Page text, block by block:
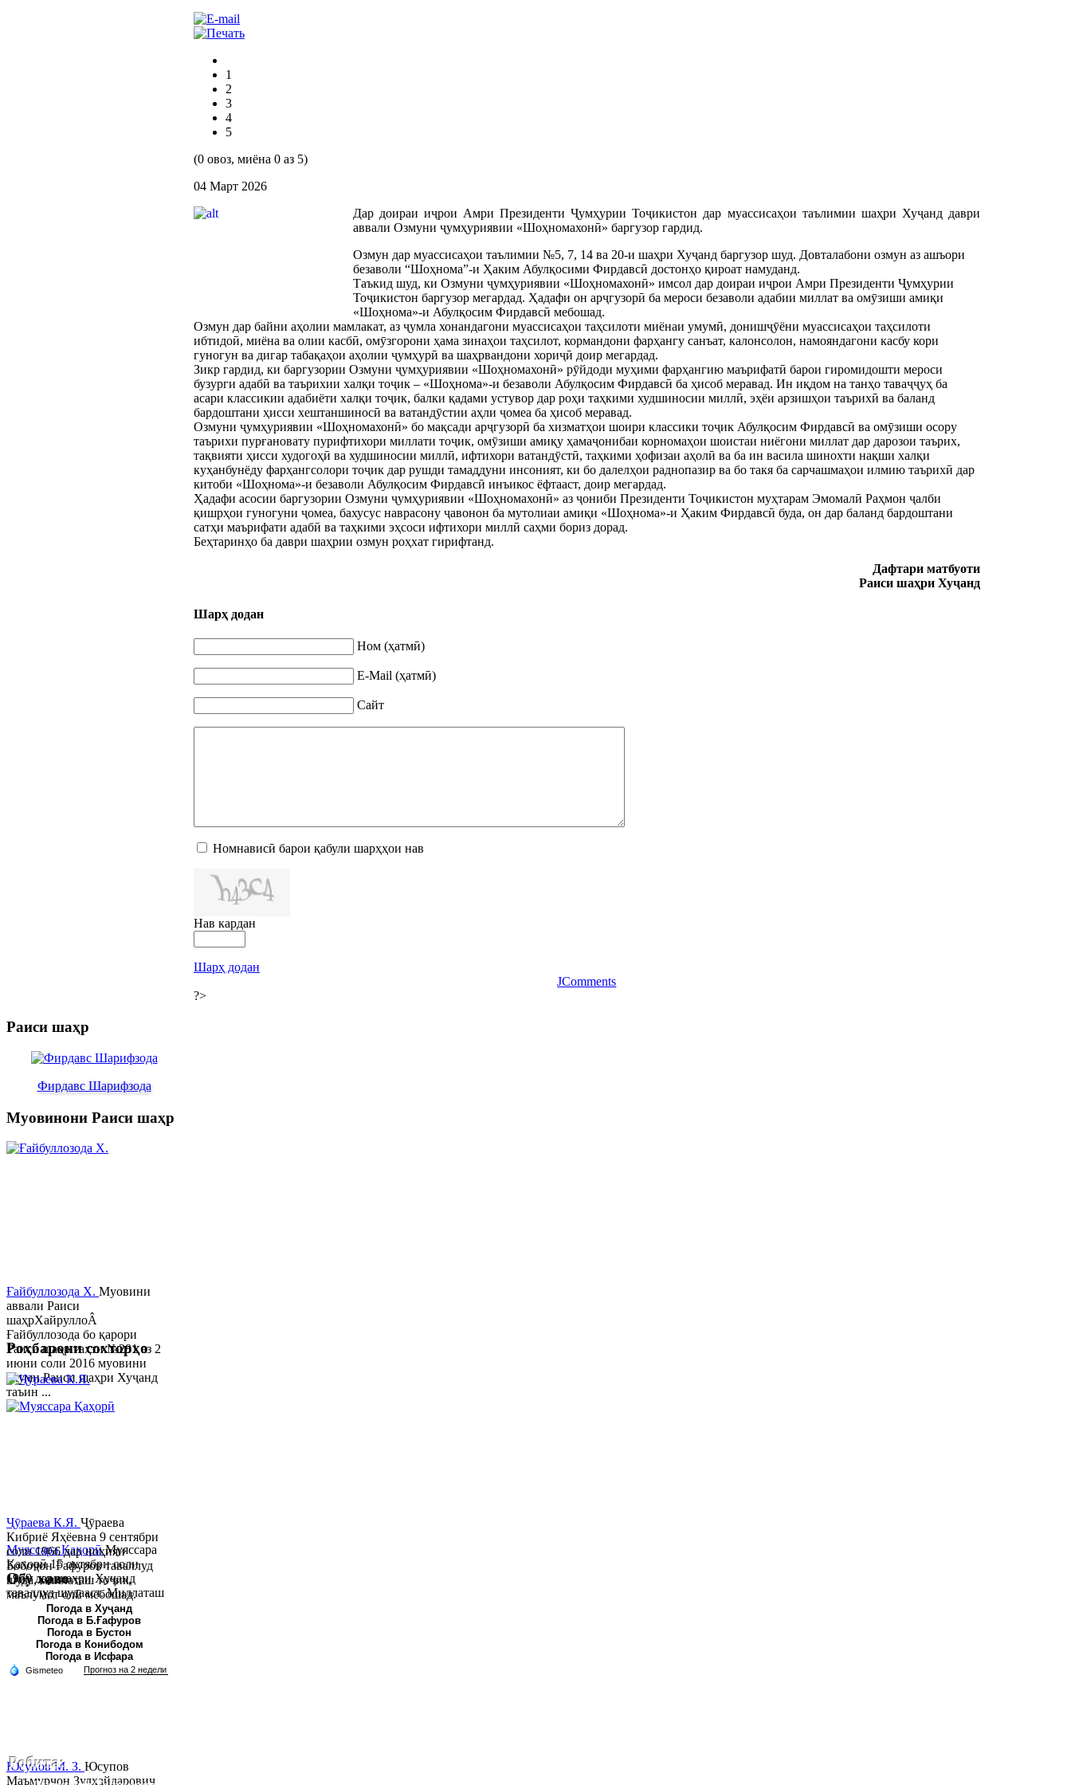
1
2
3
4
5
(0 овоз, миёна 0 аз 5)
04 Март 2026
Дар доираи иҷрои Амри Президенти Ҷумҳурии Тоҷикистон дар муассисаҳои таълимии шаҳри Хуҷанд даври
аввали Озмуни ҷумҳуриявии «Шоҳномахонӣ» баргузор гардид.
Озмун дар муассисаҳои таълимии №5, 7, 14 ва 20-и шаҳри Хуҷанд баргузор шуд. Довталабони озмун аз ашъори
безаволи “Шоҳнома”-и Ҳаким Абулқосими Фирдавсӣ достонҳо қироат намуданд.
Таъкид шуд, ки Озмуни ҷумҳуриявии «Шоҳномахонӣ» имсол дар доираи иҷрои Амри Президенти Ҷумҳурии
Тоҷикистон баргузор мегардад. Ҳадафи он арҷгузорӣ ба мероси безаволи адабии миллат ва омӯзиши амиқи
«Шоҳнома»-и Абулқосим Фирдавсӣ мебошад.
Озмун дар байни аҳолии мамлакат, аз ҷумла хонандагони муассисаҳои таҳсилоти миёнаи умумӣ, донишҷӯёни муассисаҳои таҳсилоти
ибтидоӣ, миёна ва олии касбӣ, омӯзгорони ҳама зинаҳои таҳсилот, кормандони фарҳангу санъат, калонсолон, намояндагони касбу кори
гуногун ва дигар табақаҳои аҳолии ҷумҳурӣ ва шаҳрвандони хориҷӣ доир мегардад.
Зикр гардид, ки баргузории Озмуни ҷумҳуриявии «Шоҳномахонӣ» рӯйдоди муҳими фарҳангию маърифатӣ барои гиромидошти мероси
бузурги адабӣ ва таърихии халқи тоҷик – «Шоҳнома»-и безаволи Абулқосим Фирдавсӣ ба ҳисоб меравад. Ин иқдом на танҳо таваҷҷуҳ ба
асари классикии адабиёти халқи тоҷик, балки қадами устувор дар роҳи таҳкими худшиносии миллӣ, эҳёи арзишҳои таърихӣ ва баланд
бардоштани ҳисси хештаншиносӣ ва ватандӯстии аҳли ҷомеа ба ҳисоб меравад.
Озмуни ҷумҳуриявии «Шоҳномахонӣ» бо мақсади арҷгузорӣ ба хизматҳои шоири классики тоҷик Абулқосим Фирдавсӣ ва омӯзиши осору
таърихи пурғановату пурифтихори миллати тоҷик, омӯзиши амиқу ҳамаҷонибаи корномаҳои шоистаи ниёгони миллат дар дарозои таърих,
тақвияти ҳисси худогоҳӣ ва худшиносии миллӣ, ифтихори ватандӯстӣ, таҳкими ҳофизаи аҳолӣ ва ба ин васила шинохти нақши халқи
куҳанбунёду фарҳангсолори тоҷик дар рушди тамаддуни инсоният, ки бо далелҳои раднопазир ва бо такя ба сарчашмаҳои илмию таърихӣ дар
китоби «Шоҳнома»-и безаволи Абулқосим Фирдавсӣ инъикос ёфтааст, доир мегардад.
Ҳадафи асосии баргузории Озмуни ҷумҳуриявии «Шоҳномахонӣ» аз ҷониби Президенти Тоҷикистон муҳтарам Эмомалӣ Раҳмон ҷалби
қишрҳои гуногуни ҷомеа, бахусус наврасону ҷавонон ба мутолиаи амиқи «Шоҳнома»-и Ҳаким Фирдавсӣ буда, он дар баланд бардоштани
сатҳи маърифати адабӣ ва таҳкими эҳсоси ифтихори миллӣ саҳми бориз дорад.
Беҳтаринҳо ба даври шаҳрии озмун роҳхат гирифтанд.
Дафтари матбуоти
Раиси шаҳри Хуҷанд
Шарҳ додан
Ном (ҳатмӣ)
E-Mail (ҳатмӣ)
Сайт
Номнависӣ барои қабули шарҳҳои нав
Нав кардан
Шарҳ додан
JComments
?>
Раиси шаҳр
Фирдавс Шарифзода
Муовинони Раиси шаҳр
Ғайбуллозода Х. Муовини
аввали Раиси
шаҳрХайруллоÂ
Ғайбуллозода бо қарори
Раиси шаҳр таҳти №281 аз 2
июни соли 2016 муовини
якуми Раиси шаҳри Хуҷанд
таъин ...
Муяссара ҚаҳорӣМуяссара
Қаҳорӣ 15 октябри соли
1979 дар шаҳри Хуҷанд
таваллуд шудааст. Миллаташ
тоҷик. Маълумот олӣ. Соли
2002 Донишгоҳи давлатии
Хуҷанд ба...
Роҳбарони сохторҳо
Ҷӯраева К.Я. Ҷӯраева
Кибриё Яҳёевна 9 сентябри
соли 1966 дар ноҳияи
Бобоҷон Ғафуров таваллуд
шуда, миллаташ тоҷик,
маълумот олӣ мебошад.
Соли 1997 Донишг...
Юсупов М. З. Юсупов
Маъмурҷон Зулҳайдарович
Обу хаво
Погода в Хуҷанд
Погода в Б.Ғафуров
Погода в Бустон
Погода в Конибодом
Погода в Исфара
Робита: